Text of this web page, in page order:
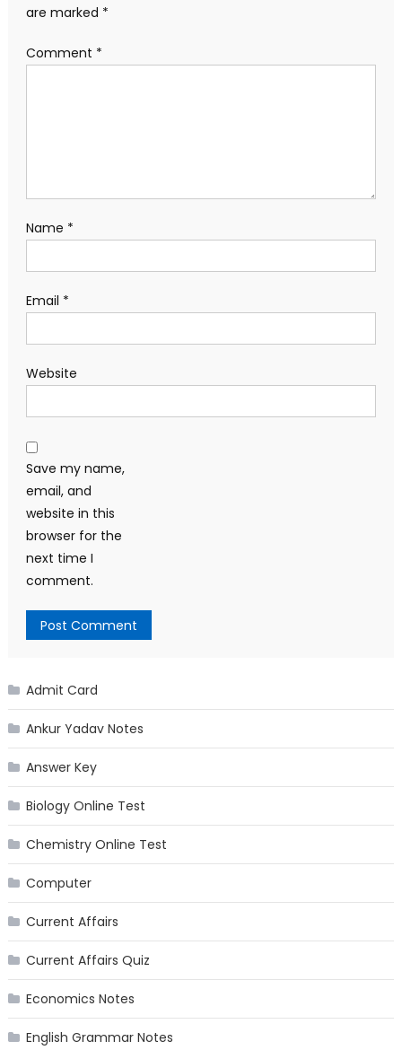
are marked *
Comment *
Name *
Email *
Website
Save my name,
email, and
website in this
browser for the
next time I
comment.
Admit Card
Ankur Yadav Notes
Answer Key
Biology Online Test
Chemistry Online Test
Computer
Current Affairs
Current Affairs Quiz
Economics Notes
English Grammar Notes